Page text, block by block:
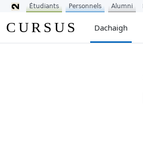
CURSUS Dachaigh
Étudiants Personnels Alumni